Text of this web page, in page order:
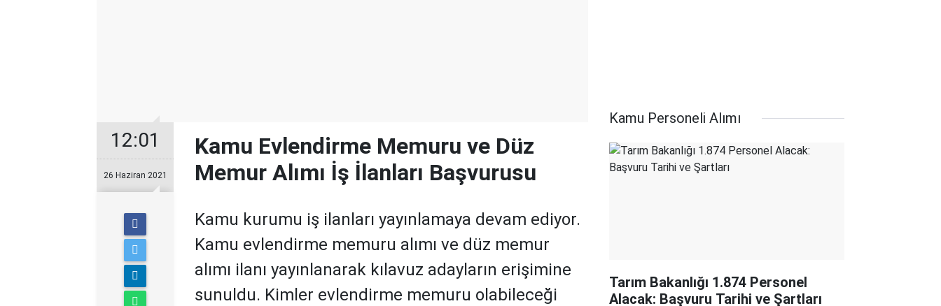
12:01
26 Haziran 2021
Kamu Evlendirme Memuru ve Düz
Memur Alımı İş İlanları Başvurusu
Kamu kurumu iş ilanları yayınlamaya devam ediyor.
Kamu evlendirme memuru alımı ve düz memur
alımı ilanı yayınlanarak kılavuz adayların erişimine
sunuldu. Kimler evlendirme memuru olabileceği
Kamu Personeli Alımı
Tarım Bakanlığı 1.874 Personel
Alacak: Başvuru Tarihi ve Şartları